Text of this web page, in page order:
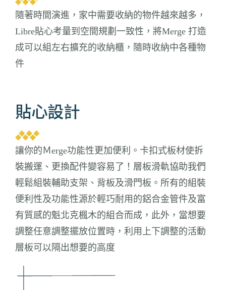
隨著時間演進，家中需要收納的物件越來越多，
Libre貼心考量到空間規劃一致性，將Merge 打造
成可以組左右擴充的收納櫃，隨時收納中各種物
件
貼心設計
讓你的Ｍerge功能性更加便利。卡扣式板材使拆
裝搬運、更換配件變容易了！層板滑軌協助我們
輕鬆組裝輔助支架、背板及滑門板。所有的組裝
便利性及功能性源於輕巧耐用的鋁合金管件及富
有質感的魁北克楓木的組合而成，此外，當想要
調整任意調整擺放位置時，利用上下調整的活動
層板可以隔出想要的高度